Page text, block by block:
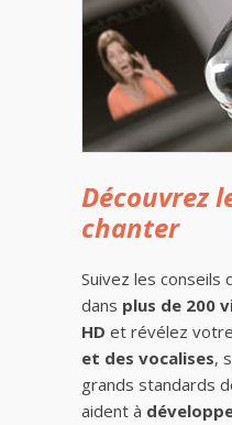
Découvrez
chanter
Suivez les
dans plus de 200
HD et révélez
et des vocalises,
grands standards
aident à